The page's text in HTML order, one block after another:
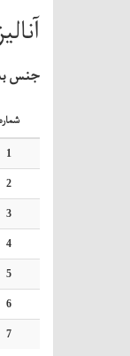
جنس
شماره
1
2
3
4
5
6
7